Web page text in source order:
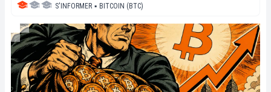
S'INFORMER ▪ BITCOIN (BTC)